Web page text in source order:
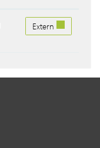
Anmeldung zur
Extern